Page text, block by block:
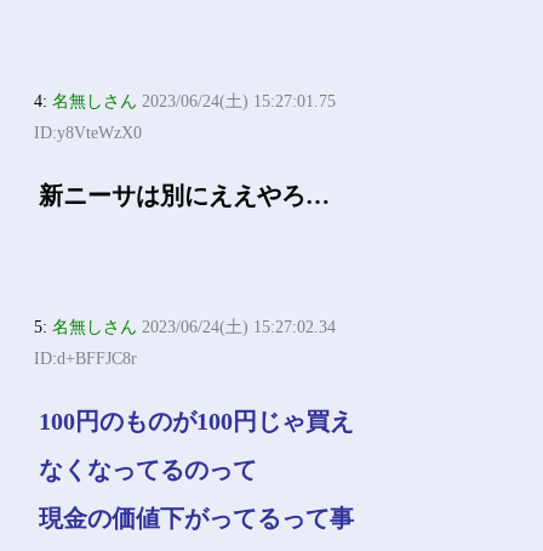
4:名無しさん 2023/06/24(土) 15:27:01.75
ID:y8VteWzX0
新ニーサは別にええやろ…
5:名無しさん 2023/06/24(土) 15:27:02.34
ID:d+BFFJC8r
100円のものが100円じゃ買え
なくなってるのって
現金の価値下がってるって事